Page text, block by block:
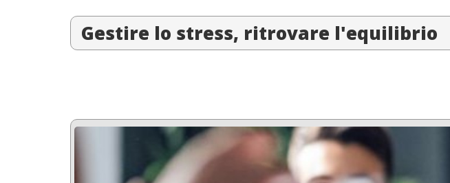
Gestire lo stress, ritrovare l'equilibrio